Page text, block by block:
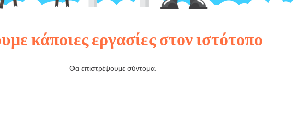
κάποιες εργασίες στον ιστότοπο
Θα επιστρέψουμε σύντομα.